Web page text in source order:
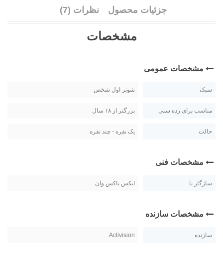
جزئیات محصول نظرات (7)
مشخصات
مشخصات عمومی
سبک شوتر اول شخص
مناسب برای رده سنی بزرگتر از ۱۸ سال
حالت یک نفره - چند نفره
مشخصات فنی
سازگار با ایکس باکس وان
مشخصات سازنده
سازنده Activision